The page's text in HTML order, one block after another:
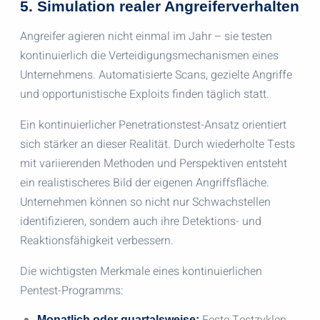
5. Simulation realer Angreiferverhalten
Angreifer agieren nicht einmal im Jahr – sie testen
kontinuierlich die Verteidigungsmechanismen eines
Unternehmens. Automatisierte Scans, gezielte Angriffe
und opportunistische Exploits finden täglich statt.
Ein kontinuierlicher Penetrationstest-Ansatz orientiert
sich stärker an dieser Realität. Durch wiederholte Tests
mit variierenden Methoden und Perspektiven entsteht
ein realistischeres Bild der eigenen Angriffsfläche.
Unternehmen können so nicht nur Schwachstellen
identifizieren, sondern auch ihre Detektions- und
Reaktionsfähigkeit verbessern.
Die wichtigsten Merkmale eines kontinuierlichen
Pentest-Programms: